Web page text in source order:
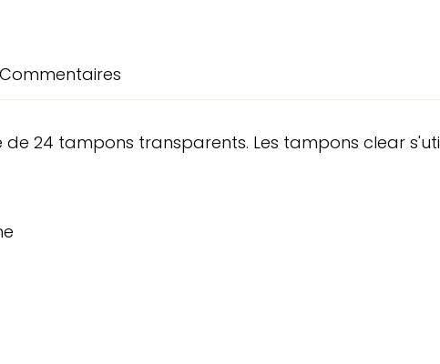
de 24 tampons transparents. Les tampons clear
Commentaires